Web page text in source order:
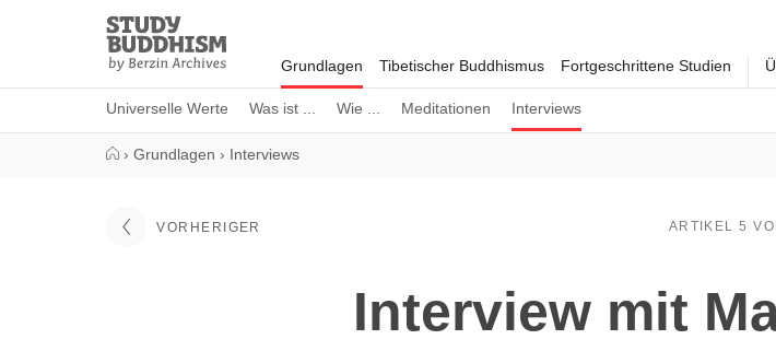
Study
Buddhism
Home
Grundlagen
Universelle Werte Was ist ... Wie ... Meditationen Interviews
Tibetischer Buddhismus Fortgeschrittene Studien
› Grundlagen › Interviews
VORHERIGER ARTIKEL 5
Interview mit